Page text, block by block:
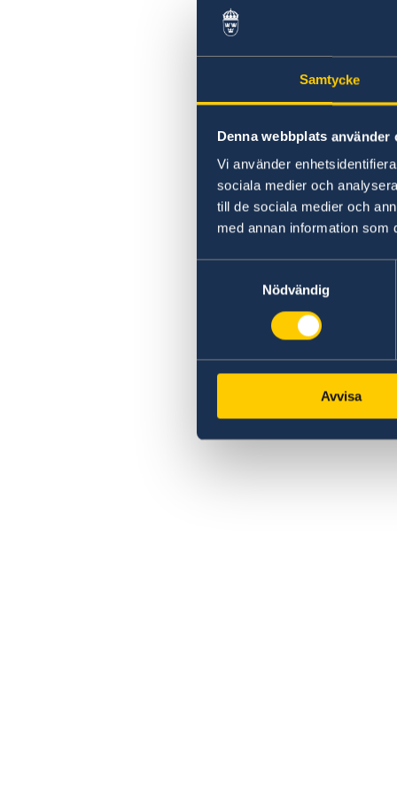
Samtycke
Denna webbplats använder
Vi använder
sociala medier och
till de sociala medier och
med annan information som
Nödvändig
Avvisa